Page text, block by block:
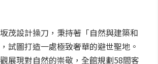
茂設計操刀，秉持著「自然與建築和
試圖打造一處極致奢華的避世聖地。
展現對自然的崇敬，全館規劃58間客